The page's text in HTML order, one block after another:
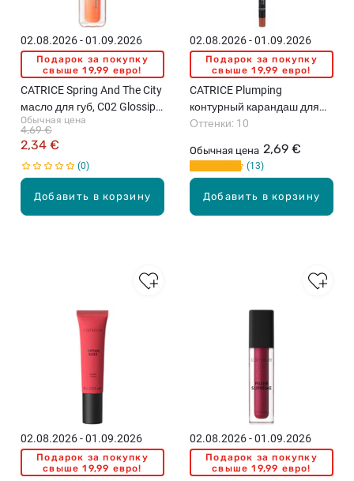
Добавить в корзину
02.08.2026 - 01.09.2026
Подарок за покупку
свыше 19,99 евро!
CATRICE Spring And The City
масло для губ, C02 Glossip
Girl, 6.5мл
Обычная цена
2,34 €
4,69 €
0
Добавить в корзину
02.08.2026 - 01.09.2026
Подарок за покупку
свыше 19,99 евро!
CATRICE Plumping
контурный карандаш для
губ, 0.35г
Обычная цена 2,69 €
Оттенки: 10
13
02.08.2026 - 01.09.2026
Подарок за покупку
свыше 19,99 евро!
02.08.2026 - 01.09.2026
Подарок за покупку
свыше 19,99 евро!